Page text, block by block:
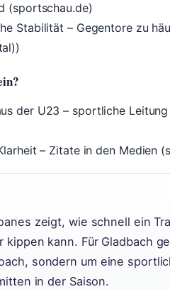
(sportschau.de)
Stabilität – Gegentore zu
der U23 – sportliche
– Zitate in den Medien
zeigt, wie schnell ein
kippen kann. Für Gladbach
sondern um eine
in der Saison.